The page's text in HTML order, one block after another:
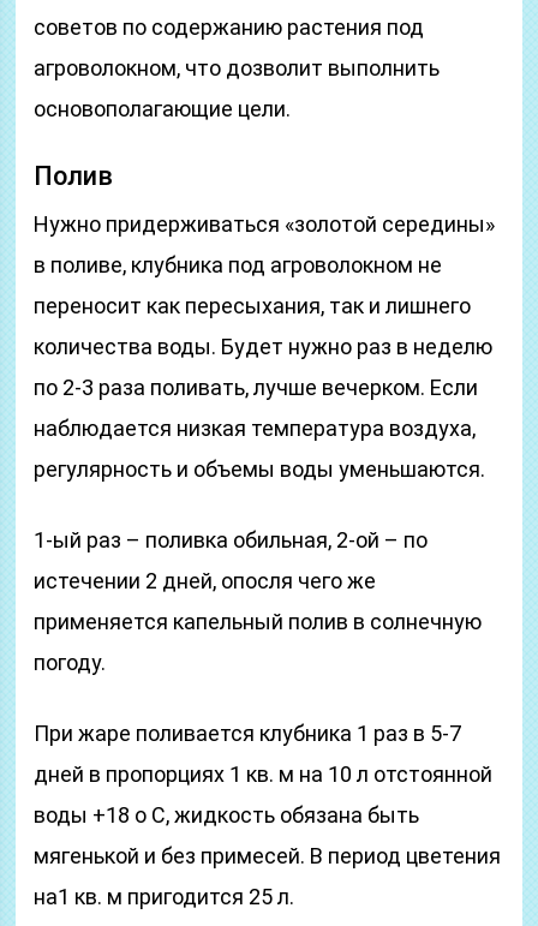
советов по содержанию растения под
агроволокном, что дозволит выполнить
основополагающие цели.
Полив
Нужно придерживаться «золотой середины»
в поливе, клубника под агроволокном не
переносит как пересыхания, так и лишнего
количества воды. Будет нужно раз в неделю
по 2-3 раза поливать, лучше вечерком. Если
наблюдается низкая температура воздуха,
регулярность и объемы воды уменьшаются.
1-ый раз – поливка обильная, 2-ой – по
истечении 2 дней, опосля чего же
применяется капельный полив в солнечную
погоду.
При жаре поливается клубника 1 раз в 5-7
дней в пропорциях 1 кв. м на 10 л отстоянной
воды +18 о С, жидкость обязана быть
мягенькой и без примесей. В период цветения
на1 кв. м пригодится 25 л.